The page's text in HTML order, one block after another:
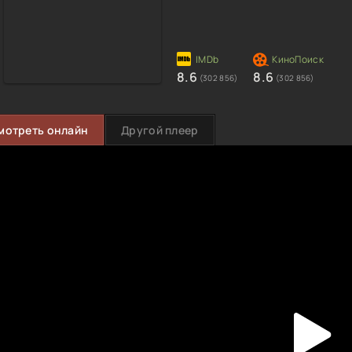
8.6 (302 856) 8.6 (302 856)
онлайн Другой плеер